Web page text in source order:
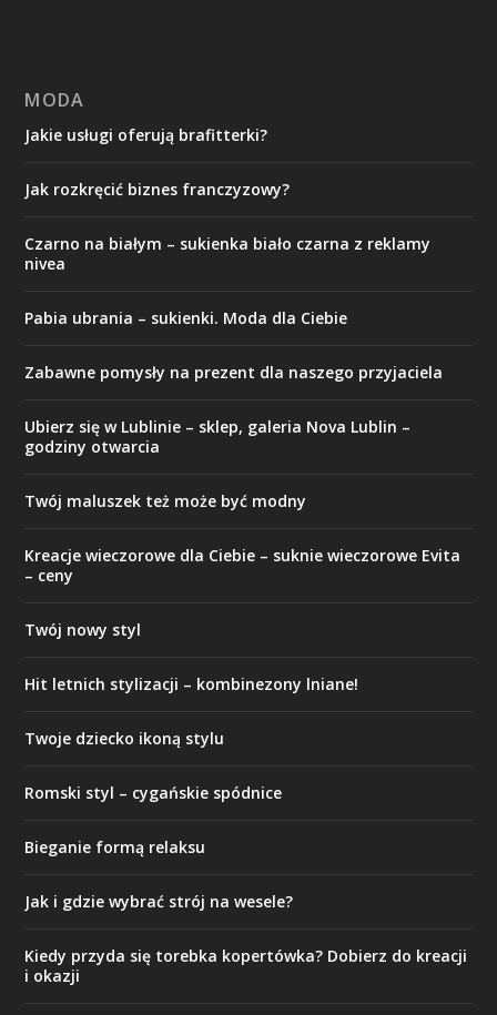
MODA
Jakie usługi oferują brafitterki?
Jak rozkręcić biznes franczyzowy?
Czarno na białym – sukienka biało czarna z reklamy
nivea
Pabia ubrania – sukienki. Moda dla Ciebie
Zabawne pomysły na prezent dla naszego przyjaciela
Ubierz się w Lublinie – sklep, galeria Nova Lublin –
godziny otwarcia
Twój maluszek też może być modny
Kreacje wieczorowe dla Ciebie – suknie wieczorowe Evita
– ceny
Twój nowy styl
Hit letnich stylizacji – kombinezony lniane!
Twoje dziecko ikoną stylu
Romski styl – cygańskie spódnice
Bieganie formą relaksu
Jak i gdzie wybrać strój na wesele?
Kiedy przyda się torebka kopertówka? Dobierz do kreacji
i okazji